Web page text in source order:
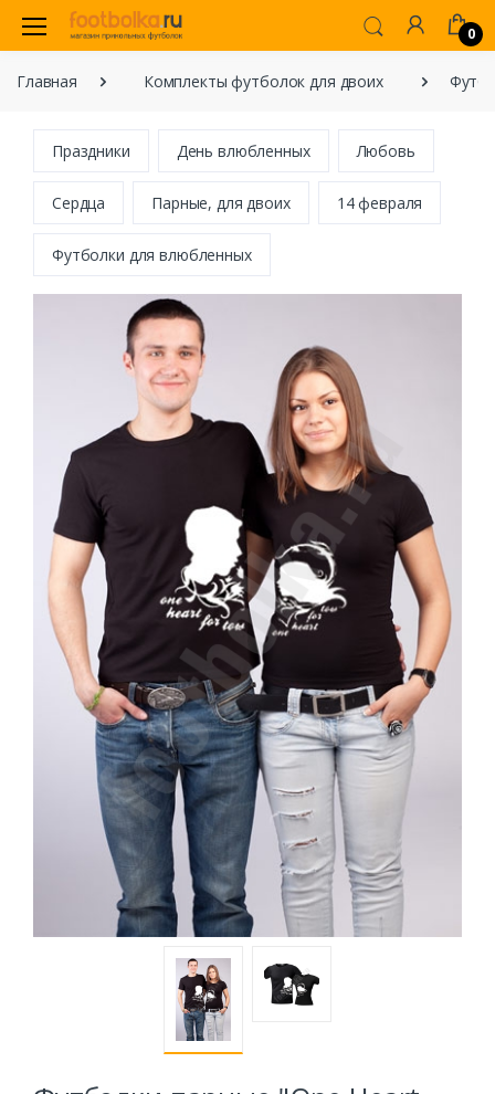
0
Главная Комплекты футболок для двоих
Праздники День влюбленных Любовь
Сердца Парные, для двоих 14 февраля
Футболки для влюбленных